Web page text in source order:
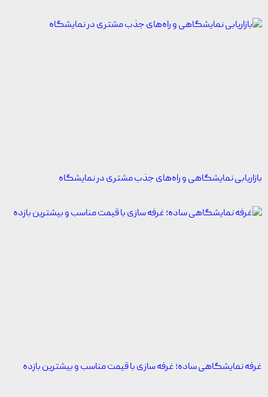
بازاریابی نمایشگاهی و راه‌های جذب مشتری در نمایشگاه
غرفه نمایشگاهی ساده؛ غرفه سازی با قیمت مناسب و بیشترین بازده